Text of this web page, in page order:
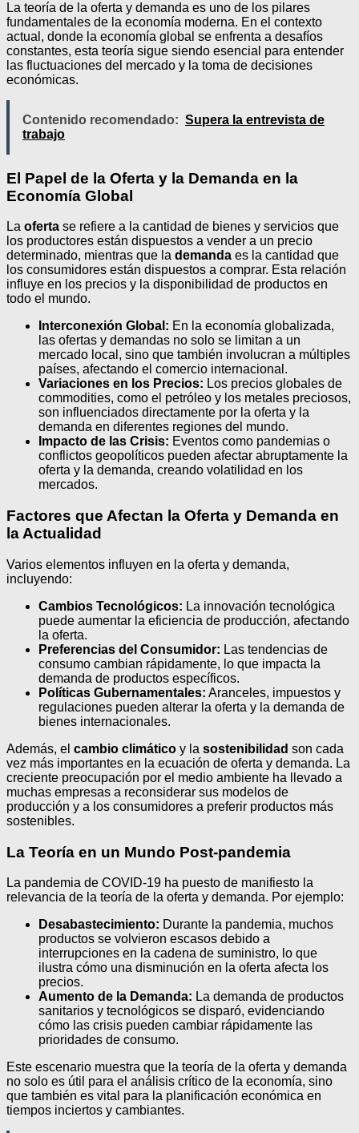
La teoría de la oferta y demanda es uno de los pilares
fundamentales de la economía moderna. En el contexto
actual, donde la economía global se enfrenta a desafíos
constantes, esta teoría sigue siendo esencial para entender
las fluctuaciones del mercado y la toma de decisiones
económicas.
Contenido recomendado: Supera la entrevista de
trabajo
El Papel de la Oferta y la Demanda en la
Economía Global
La oferta se refiere a la cantidad de bienes y servicios que
los productores están dispuestos a vender a un precio
determinado, mientras que la demanda es la cantidad que
los consumidores están dispuestos a comprar. Esta relación
influye en los precios y la disponibilidad de productos en
todo el mundo.
Interconexión Global: En la economía globalizada,
las ofertas y demandas no solo se limitan a un
mercado local, sino que también involucran a múltiples
países, afectando el comercio internacional.
Variaciones en los Precios: Los precios globales de
commodities, como el petróleo y los metales preciosos,
son influenciados directamente por la oferta y la
demanda en diferentes regiones del mundo.
Impacto de las Crisis: Eventos como pandemias o
conflictos geopolíticos pueden afectar abruptamente la
oferta y la demanda, creando volatilidad en los
mercados.
Factores que Afectan la Oferta y Demanda en
la Actualidad
Varios elementos influyen en la oferta y demanda,
incluyendo:
Cambios Tecnológicos: La innovación tecnológica
puede aumentar la eficiencia de producción, afectando
la oferta.
Preferencias del Consumidor: Las tendencias de
consumo cambian rápidamente, lo que impacta la
demanda de productos específicos.
Políticas Gubernamentales: Aranceles, impuestos y
regulaciones pueden alterar la oferta y la demanda de
bienes internacionales.
Además, el cambio climático y la sostenibilidad son cada
vez más importantes en la ecuación de oferta y demanda. La
creciente preocupación por el medio ambiente ha llevado a
muchas empresas a reconsiderar sus modelos de
producción y a los consumidores a preferir productos más
sostenibles.
La Teoría en un Mundo Post-pandemia
La pandemia de COVID-19 ha puesto de manifiesto la
relevancia de la teoría de la oferta y demanda. Por ejemplo:
Desabastecimiento: Durante la pandemia, muchos
productos se volvieron escasos debido a
interrupciones en la cadena de suministro, lo que
ilustra cómo una disminución en la oferta afecta los
precios.
Aumento de la Demanda: La demanda de productos
sanitarios y tecnológicos se disparó, evidenciando
cómo las crisis pueden cambiar rápidamente las
prioridades de consumo.
Este escenario muestra que la teoría de la oferta y demanda
no solo es útil para el análisis crítico de la economía, sino
que también es vital para la planificación económica en
tiempos inciertos y cambiantes.